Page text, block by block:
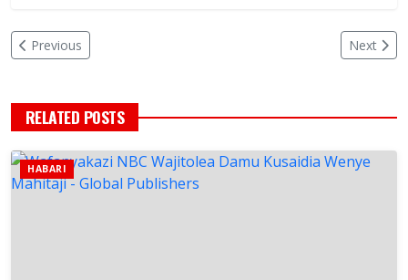
Previous Next
RELATED POSTS
HABARI